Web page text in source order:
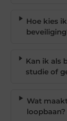
Hoe kies
Kan ik als
studie of
Wat
loopbaan?